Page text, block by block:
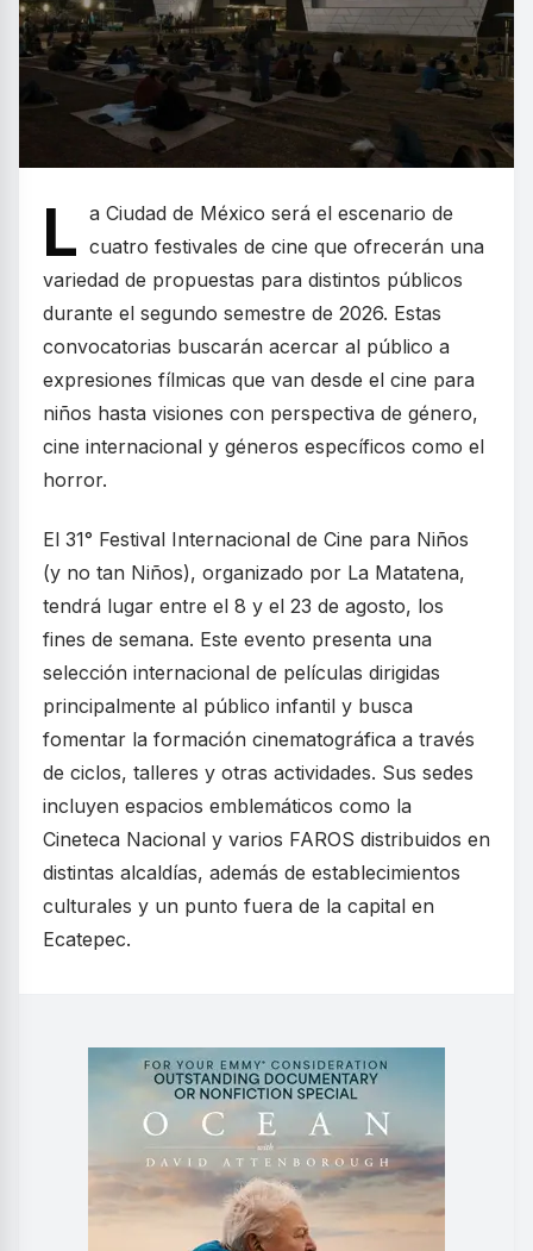
L a Ciudad de México será el escenario de
cuatro festivales de cine que ofrecerán una
variedad de propuestas para distintos públicos
durante el segundo semestre de 2026. Estas
convocatorias buscarán acercar al público a
expresiones fílmicas que van desde el cine para
niños hasta visiones con perspectiva de género,
cine internacional y géneros específicos como el
horror.
El 31° Festival Internacional de Cine para Niños
(y no tan Niños), organizado por La Matatena,
tendrá lugar entre el 8 y el 23 de agosto, los
fines de semana. Este evento presenta una
selección internacional de películas dirigidas
principalmente al público infantil y busca
fomentar la formación cinematográfica a través
de ciclos, talleres y otras actividades. Sus sedes
incluyen espacios emblemáticos como la
Cineteca Nacional y varios FAROS distribuidos en
distintas alcaldías, además de establecimientos
culturales y un punto fuera de la capital en
Ecatepec.